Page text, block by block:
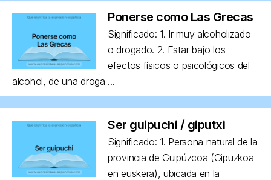
Ponerse como Las Grecas
Significado: 1. Ir muy alcoholizado
o drogado. 2. Estar bajo los
efectos físicos o psicológicos del
alcohol, de una droga ...
Ser guipuchi / giputxi
Significado: 1. Persona natural de la
provincia de Guipúzcoa (Gipuzkoa
en euskera), ubicada en la